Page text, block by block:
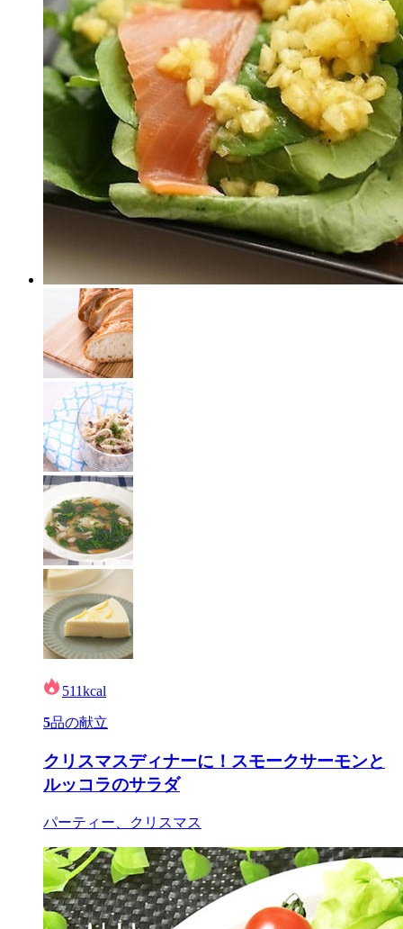
511kcal
5品の献立
クリスマスディナーに！スモークサーモンと
ルッコラのサラダ
パーティー、クリスマス